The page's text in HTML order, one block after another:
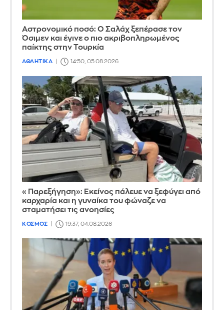
Αστρονομικό ποσό: Ο Σαλάχ ξεπέρασε τον
Όσιμεν και έγινε ο πιο ακριβοπληρωμένος
παίκτης στην Τουρκία
ΑΘΛΗΤΙΚΑ 14:50, 05.08.2026
«Παρεξήγηση»: Εκείνος πάλευε να ξεφύγει από
καρχαρία και η γυναίκα του φώναζε να
σταματήσει τις ανοησίες
ΚΟΣΜΟΣ 19:37, 04.08.2026